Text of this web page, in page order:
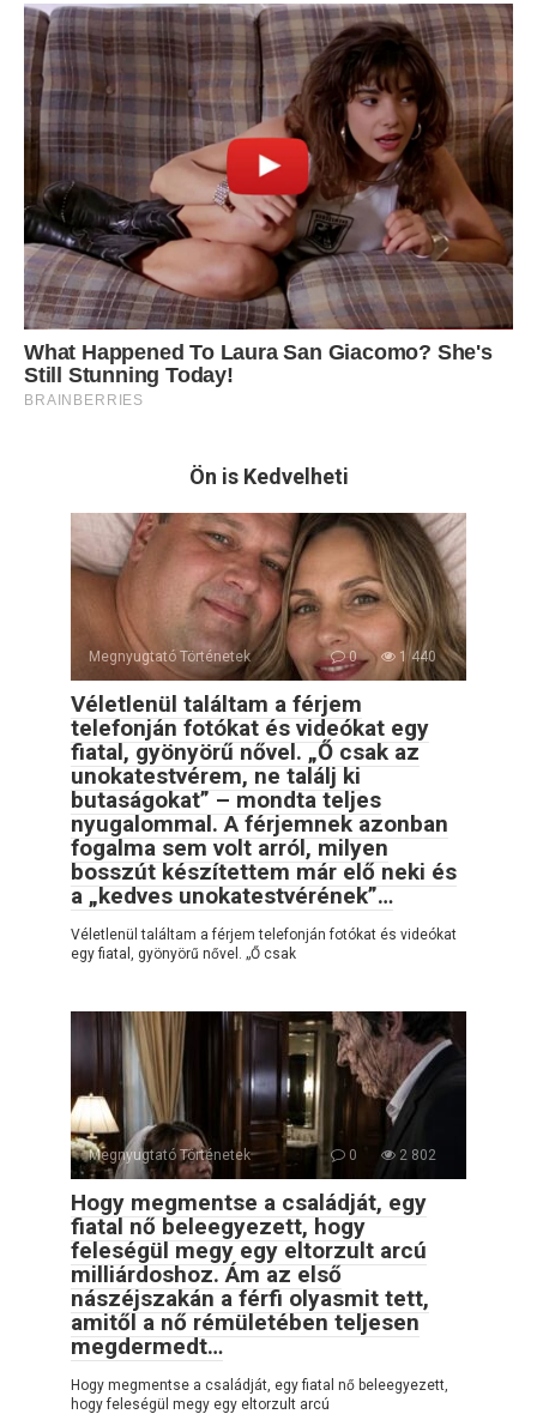
Ön is Kedvelheti
Megnyugtató Történetek 0 1 440
Véletlenül találtam a férjem
telefonján fotókat és videókat egy
fiatal, gyönyörű nővel. „Ő csak az
unokatestvérem, ne találj ki
butaságokat” – mondta teljes
nyugalommal. A férjemnek azonban
fogalma sem volt arról, milyen
bosszút készítettem már elő neki és
a „kedves unokatestvérének”…
Véletlenül találtam a férjem telefonján fotókat és videókat
egy fiatal, gyönyörű nővel. „Ő csak
Megnyugtató Történetek 0 2 802
Hogy megmentse a családját, egy
fiatal nő beleegyezett, hogy
feleségül megy egy eltorzult arcú
milliárdoshoz. Ám az első
nászéjszakán a férfi olyasmit tett,
amitől a nő rémületében teljesen
megdermedt…
Hogy megmentse a családját, egy fiatal nő beleegyezett,
hogy feleségül megy egy eltorzult arcú